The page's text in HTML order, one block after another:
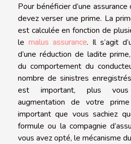
Pour bénéficier d’une
devez verser une prime. La
est calculée en fonction de
le malus assurance. Il s’agit
d’une réduction de ladite
du comportement du
nombre de sinistres
est important, plus vous
augmentation de votre
important que vous sachiez
formule ou la compagnie
vous avez opté, le mécanisme